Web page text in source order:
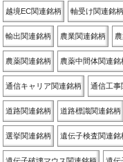
越境EC関連銘柄 軸受け関連銘柄
輸出関連銘柄 農業関連銘柄
農薬関連銘柄 農薬中間体関連銘
通信キャリア関連銘柄 通信工事
道路関連銘柄 道路標識関連銘柄
選挙関連銘柄 遺伝子検査関連銘